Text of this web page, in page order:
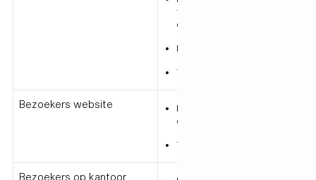
telefoonnummer van de
contactpersoon
Functie
Taal
Bezoekers website
IP-adres uit de Privacy- en
cookieverklaring.
Taal
Bezoekers op kantoor